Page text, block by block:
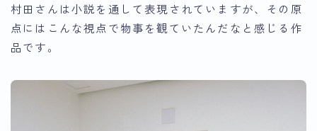
村田さんは小説を通して表現されていますが、その原
点にはこんな視点で物事を観ていたんだなと感じる作
品です。